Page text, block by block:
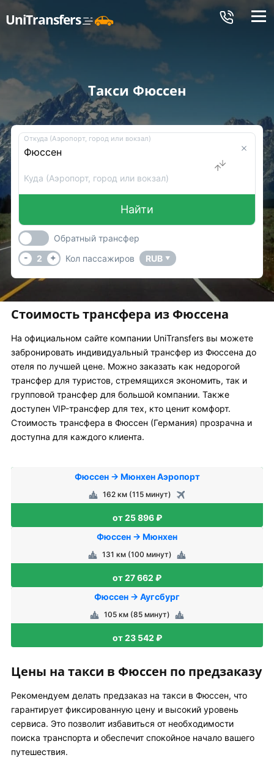
UniTransfers Меню
Такси Фюссен
Откуда (Аэропорт, город или вокзал)
Куда (Аэропорт, город или вокзал)
Найти
Обратный трансфер
-
2 + Кол пассажиров RUB ▼
Стоимость трансфера из Фюссена
На официальном сайте компании UniTransfers вы можете
забронировать индивидуальный трансфер из Фюссена до
отеля по лучшей цене. Можно заказать как недорогой
трансфер для туристов, стремящихся экономить, так и
групповой трансфер для большой компании. Также
доступен VIP-трансфер для тех, кто ценит комфорт.
Стоимость трансфера в Фюссен (Германия) прозрачна и
доступна для каждого клиента.
Фюссен → Мюнхен Аэропорт
162 км (115 минут)
от 25 896 ₽
Фюссен → Мюнхен
131 км (100 минут)
от 27 662 ₽
Фюссен → Аугсбург
105 км (85 минут)
от 23 542 ₽
Цены на такси в Фюссен по предзаказу
Рекомендуем делать предзаказ на такси в Фюссен, что
гарантирует фиксированную цену и высокий уровень
сервиса. Это позволит избавиться от необходимости
поиска транспорта и обеспечит спокойное начало вашего
путешествия.